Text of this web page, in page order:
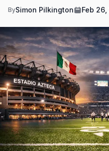
BySimon Pilkington Feb